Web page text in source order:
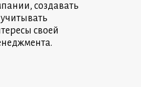
создавать
своей